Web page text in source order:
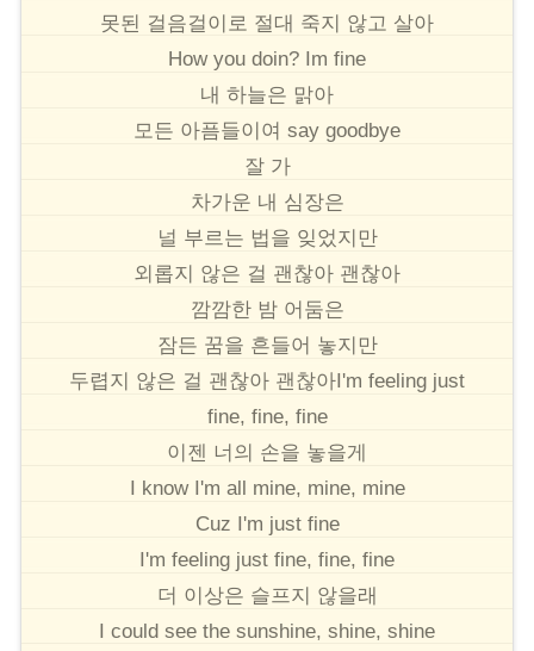
못된 걸음걸이로 절대 죽지 않고 살아
How you doin? Im fine
내 하늘은 맑아
모든 아픔들이여 say goodbye
잘 가
차가운 내 심장은
널 부르는 법을 잊었지만
외롭지 않은 걸 괜찮아 괜찮아
깜깜한 밤 어둠은
잠든 꿈을 흔들어 놓지만
두렵지 않은 걸 괜찮아 괜찮아I'm feeling just
fine, fine, fine
이젠 너의 손을 놓을게
I know I'm all mine, mine, mine
Cuz I'm just fine
I'm feeling just fine, fine, fine
더 이상은 슬프지 않을래
I could see the sunshine, shine, shine